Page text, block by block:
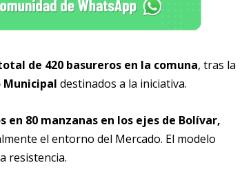
de 420 basureros en la comuna, tras la
Municipal destinados a la iniciativa.
80 manzanas en los ejes de Bolívar,
el entorno del Mercado. El modelo
resistencia.